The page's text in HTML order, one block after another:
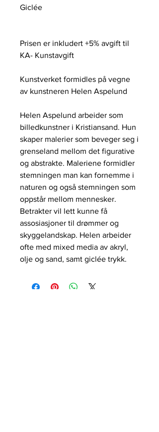
Giclée
Prisen er inkludert +5% avgift til
KA- Kunstavgift
Kunstverket formidles på vegne
av kunstneren Helen Aspelund
Helen Aspelund arbeider som
billedkunstner i Kristiansand. Hun
skaper malerier som beveger seg i
grenseland mellom det figurative
og abstrakte. Maleriene formidler
stemningen man kan fornemme i
naturen og også stemningen som
oppstår mellom mennesker.
Betrakter vil lett kunne få
assosiasjoner til drømmer og
skyggelandskap. Helen arbeider
ofte med mixed media av akryl,
olje og sand, samt giclée trykk.